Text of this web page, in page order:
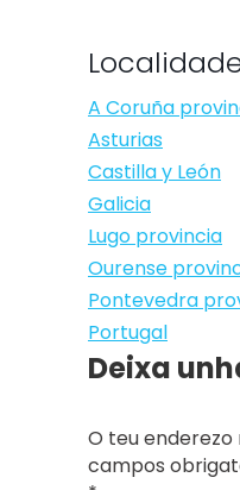
A Coruña
Asturias
Castilla y León
Galicia
Lugo provincia
Ourense
Pontevedra
Portugal
Deixa
O teu enderezo
campos